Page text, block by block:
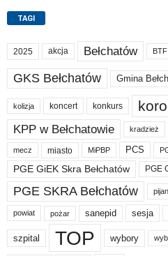
TAGI
2025 akcja Bełchatów BTF
GKS Bełchatów Gmina
kolizja koncert konkurs
KPP w Bełchatowie kradzież
mecz miasto MiPBP PCS
PGE GiEK Skra Bełchatów PGE
PGE SKRA Bełchatów
powiat pożar sanepid sesja
szpital TOP wybory